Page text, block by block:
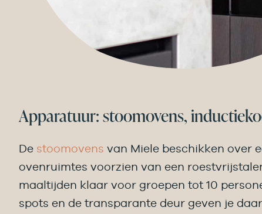
Apparatuur: stoomovens,
De stoomovens van Miele beschikken over
ovenruimtes voorzien van een
maaltijden klaar voor groepen tot 10
spots en de transparante deur geven je